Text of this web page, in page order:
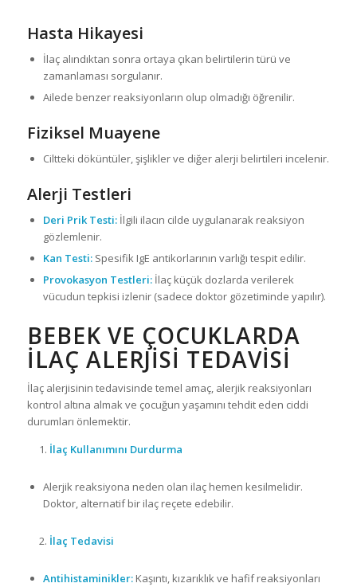
Hasta Hikayesi
İlaç alındıktan sonra ortaya çıkan belirtilerin türü ve
zamanlaması sorgulanır.
Ailede benzer reaksiyonların olup olmadığı öğrenilir.
Fiziksel Muayene
Ciltteki döküntüler, şişlikler ve diğer alerji belirtileri incelenir.
Alerji Testleri
Deri Prik Testi:İlgili ilacın cilde uygulanarak reaksiyon
gözlemlenir.
Kan Testi:Spesifik IgE antikorlarının varlığı tespit edilir.
Provokasyon Testleri:İlaç küçük dozlarda verilerek
vücudun tepkisi izlenir (sadece doktor gözetiminde yapılır).
BEBEK VE ÇOCUKLARDA
İLAÇ ALERJISI TEDAVISI
İlaç alerjisinin tedavisinde temel amaç, alerjik reaksiyonları
kontrol altına almak ve çocuğun yaşamını tehdit eden ciddi
durumları önlemektir.
İlaç Kullanımını Durdurma
Alerjik reaksiyona neden olan ilaç hemen kesilmelidir.
Doktor, alternatif bir ilaç reçete edebilir.
İlaç Tedavisi
Antihistaminikler:Kaşıntı, kızarıklık ve hafif reaksiyonları